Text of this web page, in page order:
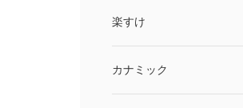
楽すけ
カナミック